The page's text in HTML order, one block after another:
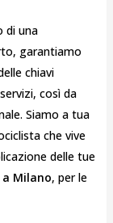
di una
garantiamo
chiavi
così da
Siamo a tua
che vive
delle tue
Milano, per le